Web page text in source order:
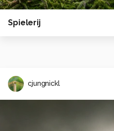
Spielerij
cjungnickl